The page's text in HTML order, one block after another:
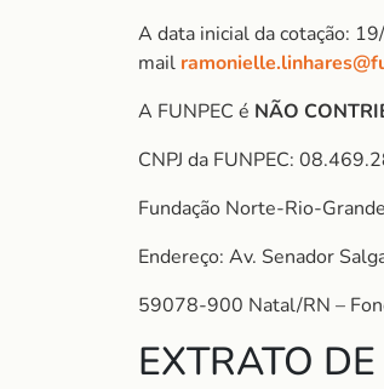
A data inicial da cotação:
mail
A FUNPEC é NÃO
CNPJ da FUNPEC:
Fundação Norte-Rio-
Endereço: Av. Senador
59078-900 Natal/RN –
EXTRATO